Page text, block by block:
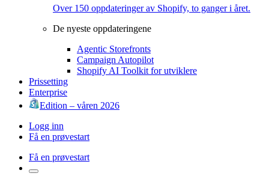
Over 150 oppdateringer av Shopify, to ganger i året.
De nyeste oppdateringene
Agentic Storefronts
Campaign Autopilot
Shopify AI Toolkit for utviklere
Prissetting
Enterprise
Edition – våren 2026
Logg inn
Få en prøvestart
Få en prøvestart